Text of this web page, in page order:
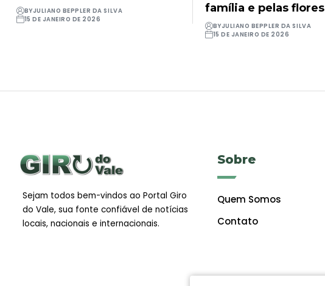
BYJULIANO BEPPLER DA SILVA
15 DE JANEIRO DE 2026
família e pelas flores
BYJULIANO BEPPLER DA SILVA
15 DE JANEIRO DE 2026
Sejam todos bem-vindos ao Portal Giro
do Vale, sua fonte confiável de notícias
locais, nacionais e internacionais.
Sobre
Quem Somos
Contato